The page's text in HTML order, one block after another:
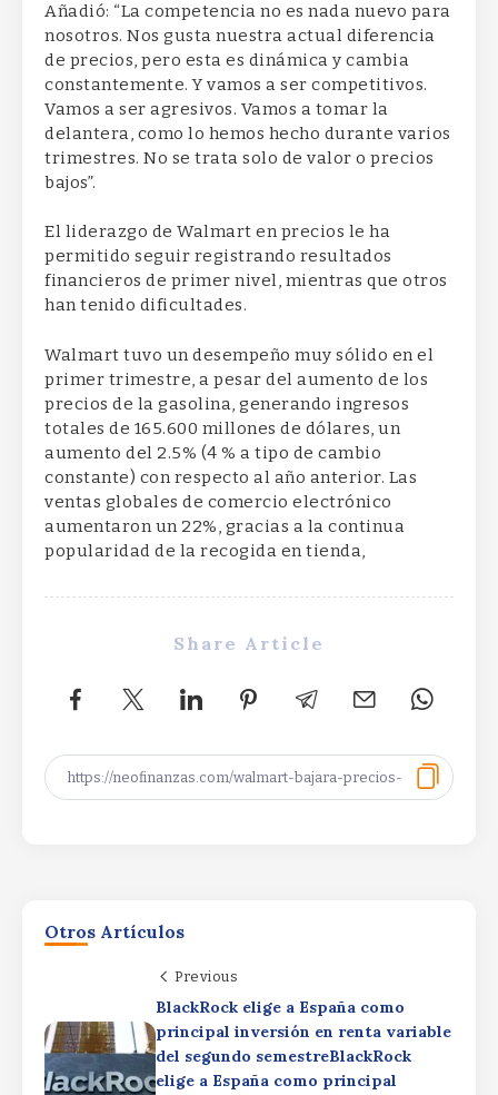
Añadió: “La competencia no es nada nuevo para
nosotros. Nos gusta nuestra actual diferencia
de precios, pero esta es dinámica y cambia
constantemente. Y vamos a ser competitivos.
Vamos a ser agresivos. Vamos a tomar la
delantera, como lo hemos hecho durante varios
trimestres. No se trata solo de valor o precios
bajos”.
El liderazgo de Walmart en precios le ha
permitido seguir registrando resultados
financieros de primer nivel, mientras que otros
han tenido dificultades.
Walmart tuvo un desempeño muy sólido en el
primer trimestre, a pesar del aumento de los
precios de la gasolina, generando ingresos
totales de 165.600 millones de dólares, un
aumento del 2.5% (4 % a tipo de cambio
constante) con respecto al año anterior. Las
ventas globales de comercio electrónico
aumentaron un 22%, gracias a la continua
popularidad de la recogida en tienda,
Share Article
Otros Artículos
Previous
BlackRock elige a España como
principal inversión en renta variable
del segundo semestreBlackRock
elige a España como principal
La gran estrella del Nasdaq que avanza
un 2.700% en un año…y que puede